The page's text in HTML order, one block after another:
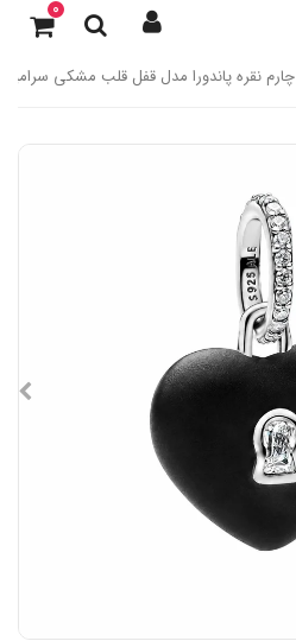
0
چارم نقره پاندورا مدل قفل قلب مشکی